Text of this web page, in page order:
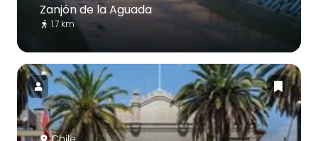
Zanjón de la Aguada
1.7 km